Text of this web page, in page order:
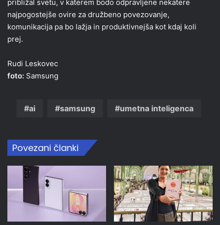
približal svetu, v katerem bodo odpravljene nekatere
najpogostejše ovire za družbeno povezovanje,
komunikacija pa bo lažja in produktivnejša kot kdaj koli
prej.
Rudi Leskovec
foto: Samsung
ai samsung umetna inteligenca
Povezani članki